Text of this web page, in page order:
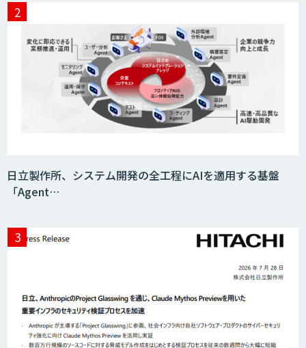
JOINT AI Flow byGMO
Acompany セキュアチャット
AI価格調査ツールSmapra
日立製作所、システム開発の全工程にAIを適用する基盤
「Agent…